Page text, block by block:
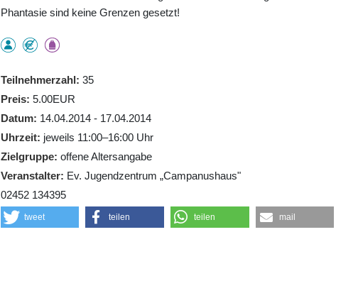
Phantasie sind keine Grenzen gesetzt!
Teilnehmerzahl 35
Preis 5.00EUR
Datum
14.04.2014 - 17.04.2014
Uhrzeit
jeweils 11:00–16:00 Uhr
Zielgruppe offene Altersangabe
Veranstalter
Ev. Jugendzentrum „Campanushaus"
02452 134395
tweet teilen teilen mail